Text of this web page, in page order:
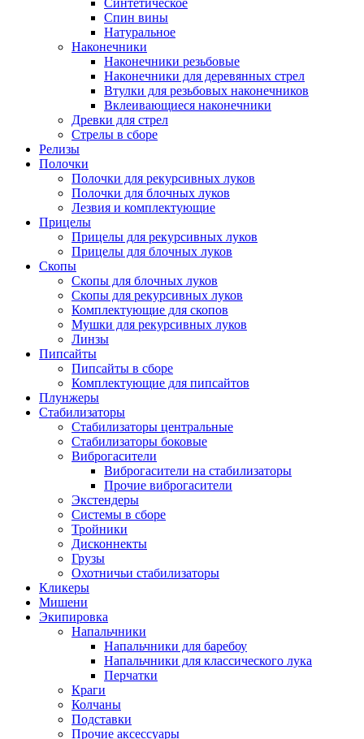
Спин вины
Натуральное
Наконечники
Наконечники резьбовые
Наконечники для деревянных стрел
Втулки для резьбовых наконечников
Вклеивающиеся наконечники
Древки для стрел
Стрелы в сборе
Релизы
Полочки
Полочки для рекурсивных луков
Полочки для блочных луков
Лезвия и комплектующие
Прицелы
Прицелы для рекурсивных луков
Прицелы для блочных луков
Скопы
Скопы для блочных луков
Скопы для рекурсивных луков
Комплектующие для скопов
Мушки для рекурсивных луков
Линзы
Пипсайты
Пипсайты в сборе
Комплектующие для пипсайтов
Плунжеры
Стабилизаторы
Стабилизаторы центральные
Стабилизаторы боковые
Виброгасители
Виброгасители на стабилизаторы
Прочие виброгасители
Экстендеры
Системы в сборе
Тройники
Дисконнекты
Грузы
Охотничьи стабилизаторы
Кликеры
Мишени
Экипировка
Напальчники
Напальчники для баребоу
Напальчники для классического лука
Перчатки
Краги
Колчаны
Подставки
Прочие аксессуары